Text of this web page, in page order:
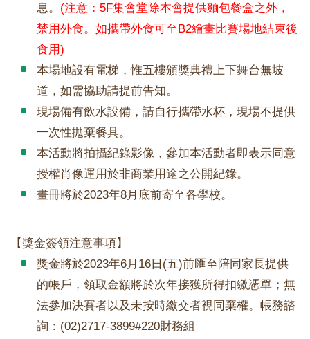
息。 (注意：5F集會堂除本會提供麵包餐盒之外，
禁用外食。如攜帶外食可至B2繪畫比賽場地結束後
食用)
本場地設有電梯，惟五樓頒獎典禮上下舞台無坡
道，如需協助請提前告知。
現場備有飲水設備，請自行攜帶水杯，現場不提供
一次性拋棄餐具。
本活動將拍攝紀錄影像，參加本活動者即表示同意
授權肖像運用於非商業用途之公開紀錄。
畫冊將於2023年8月底前寄至各學校。
【獎金簽領注意事項】
獎金將於2023年6月16日(五)前匯至陪同家長提供
的帳戶，領取金額將於次年接獲所得扣繳憑單；無
法參加決賽者以及未按時繳交者視同棄權。帳務諮
詢：(02)2717-3899#220財務組